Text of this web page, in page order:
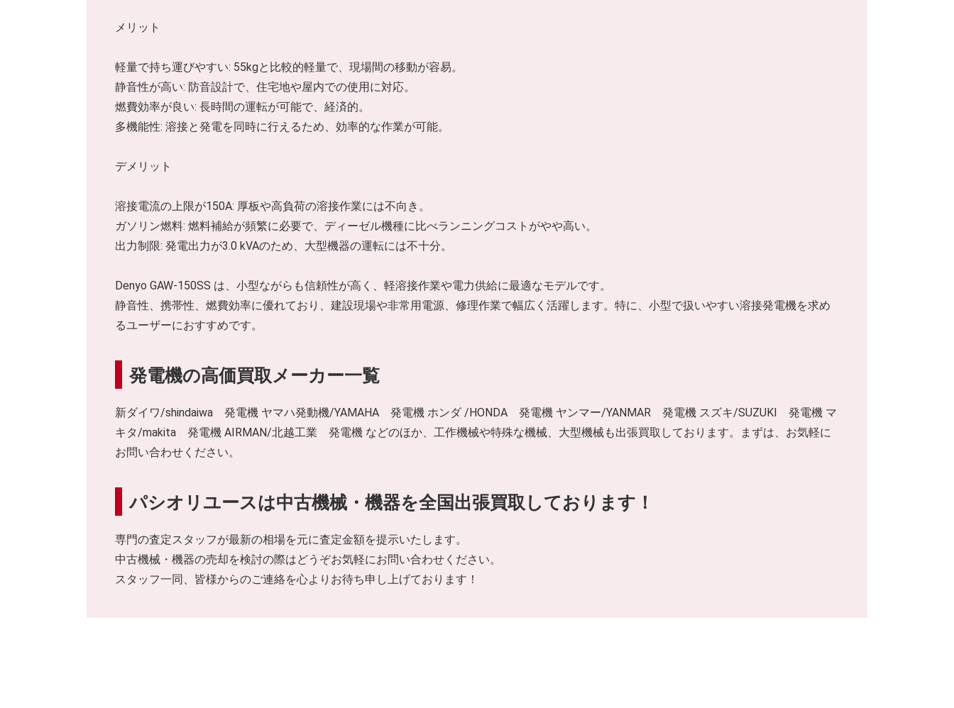
メリット
軽量で持ち運びやすい: 55kgと比較的軽量で、現場間の移動が容易。
静音性が高い: 防音設計で、住宅地や屋内での使用に対応。
燃費効率が良い: 長時間の運転が可能で、経済的。
多機能性: 溶接と発電を同時に行えるため、効率的な作業が可能。
デメリット
溶接電流の上限が150A: 厚板や高負荷の溶接作業には不向き。
ガソリン燃料: 燃料補給が頻繁に必要で、ディーゼル機種に比べランニングコストがやや高い。
出力制限: 発電出力が3.0 kVAのため、大型機器の運転には不十分。
Denyo GAW-150SS は、小型ながらも信頼性が高く、軽溶接作業や電力供給に最適なモデルです。
静音性、携帯性、燃費効率に優れており、建設現場や非常用電源、修理作業で幅広く活躍します。特に、小型で扱いやすい溶接発電機を求め
るユーザーにおすすめです。
発電機の高価買取メーカー一覧
新ダイワ/shindaiwa 発電機 ヤマハ発動機/YAMAHA 発電機 ホンダ /HONDA 発電機 ヤンマー/YANMAR 発電機 スズキ/SUZUKI 発電機 マ
キタ/makita 発電機 AIRMAN/北越工業 発電機 などのほか、工作機械や特殊な機械、大型機械も出張買取しております。まずは、お気軽に
お問い合わせください。
パシオリユースは中古機械・機器を全国出張買取しております！
専門の査定スタッフが最新の相場を元に査定金額を提示いたします。
中古機械・機器の売却を検討の際はどうぞお気軽にお問い合わせください。
スタッフ一同、皆様からのご連絡を心よりお待ち申し上げております！